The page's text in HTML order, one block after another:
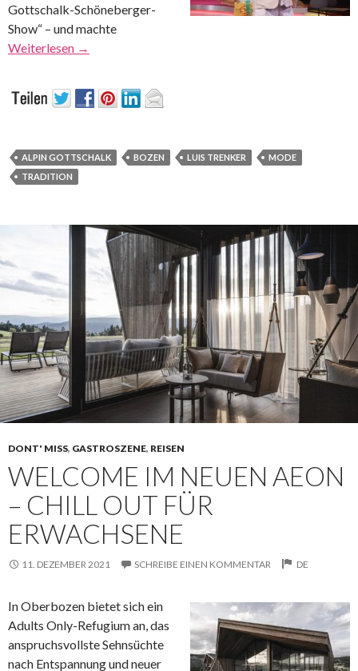
Gottschalk-Schöneberger-
Show“ – und machte
Weiterlesen →
ALPIN GOTTSCHALK BOZEN LUIS TRENKER
MODE
TRADITION
DONT' MISS, GASTROSZENE, REISEN
WELCOME IM NEUEN AEON
– CHILL OUT FÜR
ERWACHSENE
11. DEZEMBER 2021 SCHREIBE EINEN KOMMENTAR DE
In Oberbozen bietet sich ein
Adults Only-Refugium an, das
anspruchsvollste Sehnsüchte
nach Entspannung und neuer